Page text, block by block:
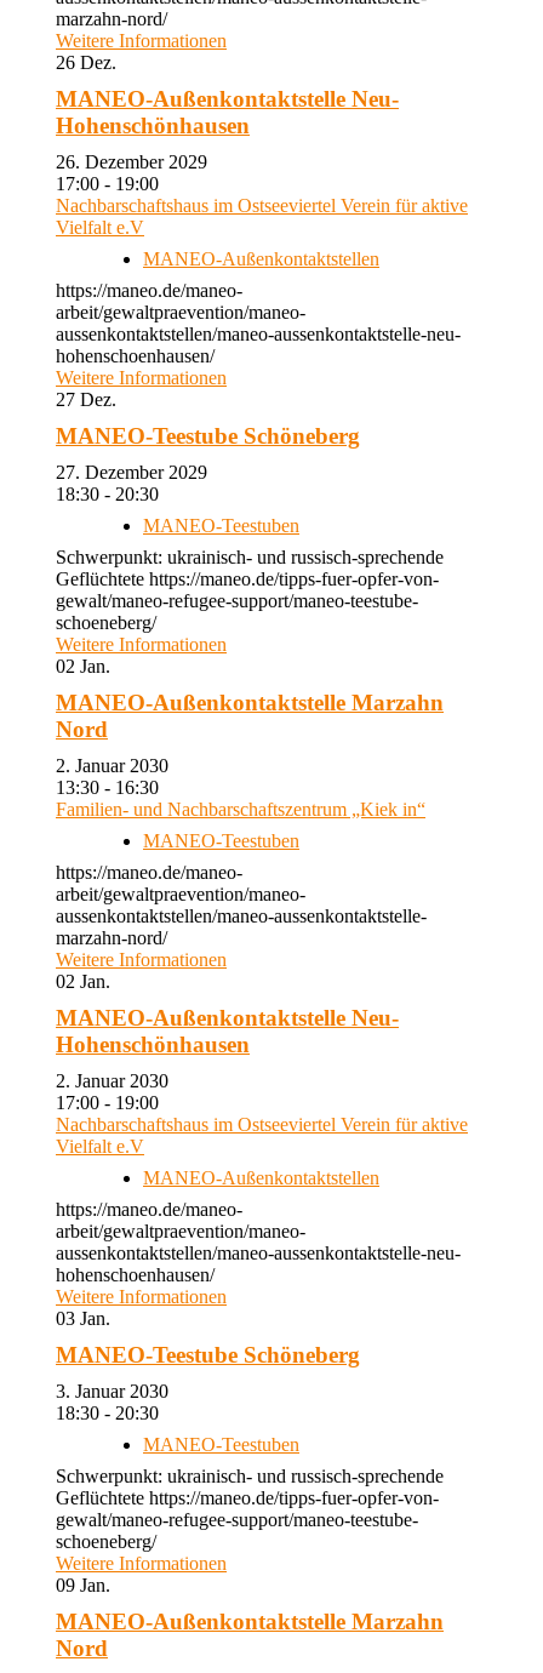
marzahn-nord/
Weitere Informationen
26 Dez.
MANEO-Außenkontaktstelle Neu-
Hohenschönhausen
26. Dezember 2029
17:00 - 19:00
Nachbarschaftshaus im Ostseeviertel Verein für aktive
Vielfalt e.V
MANEO-Außenkontaktstellen
https://maneo.de/maneo-
arbeit/gewaltpraevention/maneo-
aussenkontaktstellen/maneo-aussenkontaktstelle-neu-
hohenschoenhausen/
Weitere Informationen
27 Dez.
MANEO-Teestube Schöneberg
27. Dezember 2029
18:30 - 20:30
MANEO-Teestuben
Schwerpunkt: ukrainisch- und russisch-sprechende
Geflüchtete https://maneo.de/tipps-fuer-opfer-von-
gewalt/maneo-refugee-support/maneo-teestube-
schoeneberg/
Weitere Informationen
02 Jan.
MANEO-Außenkontaktstelle Marzahn
Nord
2. Januar 2030
13:30 - 16:30
Familien- und Nachbarschaftszentrum „Kiek in“
MANEO-Teestuben
https://maneo.de/maneo-
arbeit/gewaltpraevention/maneo-
aussenkontaktstellen/maneo-aussenkontaktstelle-
marzahn-nord/
Weitere Informationen
02 Jan.
MANEO-Außenkontaktstelle Neu-
Hohenschönhausen
2. Januar 2030
17:00 - 19:00
Nachbarschaftshaus im Ostseeviertel Verein für aktive
Vielfalt e.V
MANEO-Außenkontaktstellen
https://maneo.de/maneo-
arbeit/gewaltpraevention/maneo-
aussenkontaktstellen/maneo-aussenkontaktstelle-neu-
hohenschoenhausen/
Weitere Informationen
03 Jan.
MANEO-Teestube Schöneberg
3. Januar 2030
18:30 - 20:30
MANEO-Teestuben
Schwerpunkt: ukrainisch- und russisch-sprechende
Geflüchtete https://maneo.de/tipps-fuer-opfer-von-
gewalt/maneo-refugee-support/maneo-teestube-
schoeneberg/
Weitere Informationen
09 Jan.
MANEO-Außenkontaktstelle Marzahn
Nord